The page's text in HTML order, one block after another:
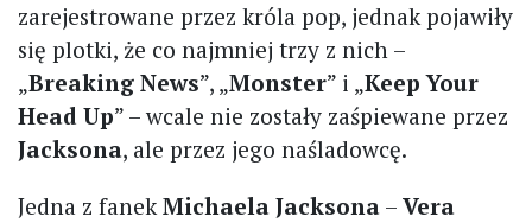
zarejestrowane przez króla pop, jednak pojawiły
się plotki, że co najmniej trzy z nich –
„Breaking News”, „Monster” i „Keep Your
Head Up” – wcale nie zostały zaśpiewane przez
Jacksona, ale przez jego naśladowcę.
Jedna z fanekMichaela Jacksona – Vera